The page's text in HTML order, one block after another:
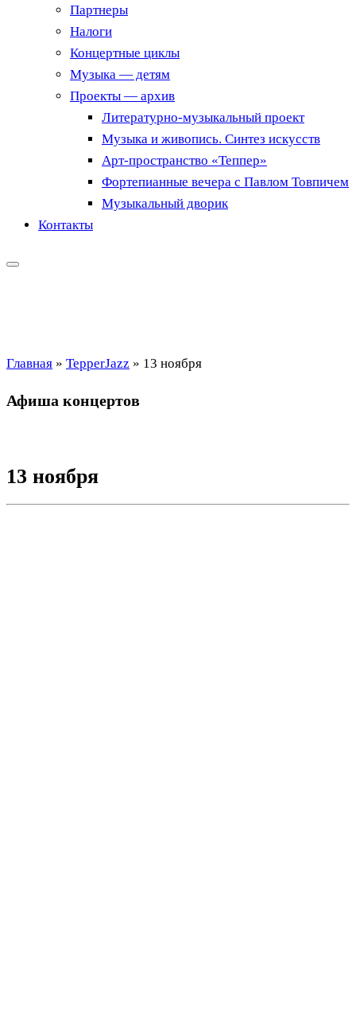
Партнеры
Налоги
Концертные циклы
Музыка — детям
Проекты — архив
Литературно-музыкальный проект
Музыка и живопись. Синтез искусств
Арт-пространство «Теппер»
Фортепианные вечера с Павлом Товпичем
Музыкальный дворик
Контакты
Главная » TepperJazz » 13 ноября
Афиша концертов
13 ноября